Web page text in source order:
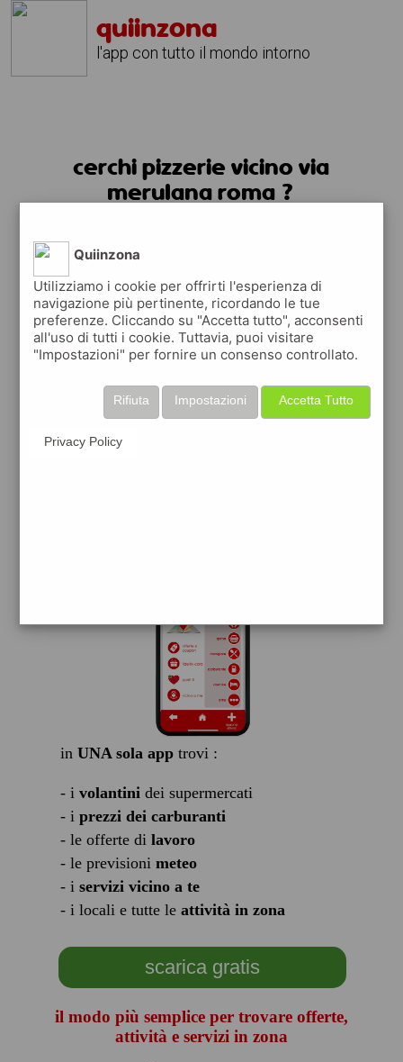
quiinzona
l'app con tutto il mondo intorno
cerchi pizzerie vicino via
merulana roma ?
in UNA sola apptrovi :
- i volantinidei supermercati
- i prezzi dei carburanti
- le offerte di lavoro
- le previsioni meteo
- i servizi vicino a te
- i locali e tutte le attività in zona
scarica gratis
il modo più semplice per trovare offerte,
attività e servizi in zona
Quiinzona
Utilizziamo i cookie per offrirti l'esperienza di
navigazione più pertinente, ricordando le tue
preferenze. Cliccando su "Accetta tutto", acconsenti
all'uso di tutti i cookie. Tuttavia, puoi visitare
"Impostazioni" per fornire un consenso controllato.
Accetta Tutto
Impostazioni
Rifiuta
Privacy Policy